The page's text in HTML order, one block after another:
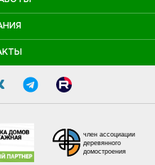
член ассоциации
деревянного
домостроения